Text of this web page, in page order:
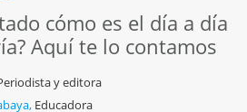
cómo es el día a día
Aquí te lo contamos
y editora
Educadora